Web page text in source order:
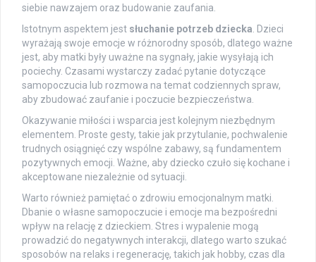
siebie nawzajem oraz budowanie zaufania.
Istotnym aspektem jest słuchanie potrzeb dziecka . Dzieci
wyrażają swoje emocje w różnorodny sposób, dlatego ważne
jest, aby matki były uważne na sygnały, jakie wysyłają ich
pociechy. Czasami wystarczy zadać pytanie dotyczące
samopoczucia lub rozmowa na temat codziennych spraw,
aby zbudować zaufanie i poczucie bezpieczeństwa.
Okazywanie miłości i wsparcia jest kolejnym niezbędnym
elementem. Proste gesty, takie jak przytulanie, pochwalenie
trudnych osiągnięć czy wspólne zabawy, są fundamentem
pozytywnych emocji. Ważne, aby dziecko czuło się kochane i
akceptowane niezależnie od sytuacji.
Warto również pamiętać o zdrowiu emocjonalnym matki.
Dbanie o własne samopoczucie i emocje ma bezpośredni
wpływ na relację z dzieckiem. Stres i wypalenie mogą
prowadzić do negatywnych interakcji, dlatego warto szukać
sposobów na relaks i regenerację, takich jak hobby, czas dla